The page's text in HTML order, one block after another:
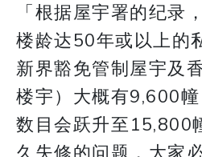
「根据屋宇署的纪录
楼龄达50年或以上的
新界豁免管制屋宇及
楼宇）大概有9,600
数目会跃升至15,800